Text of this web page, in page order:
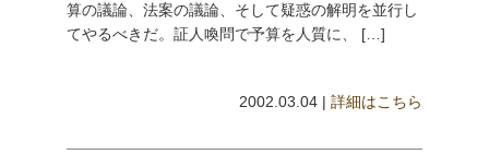
算の議論、法案の議論、そして疑惑の解明を並行し
てやるべきだ。証人喚問で予算を人質に、 […]
2002.03.04 |詳細はこちら